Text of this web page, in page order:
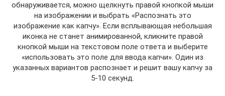
обнаруживается, можно щелкнуть правой кнопкой мыши
на изображении и выбрать «Распознать это
изображение как капчу». Если всплывающая небольшая
иконка не станет анимированной, кликните правой
кнопкой мыши на текстовом поле ответа и выберите
«использовать это поле для ввода капчи». Один из
указанных вариантов распознает и решит вашу капчу за
5-10 секунд.